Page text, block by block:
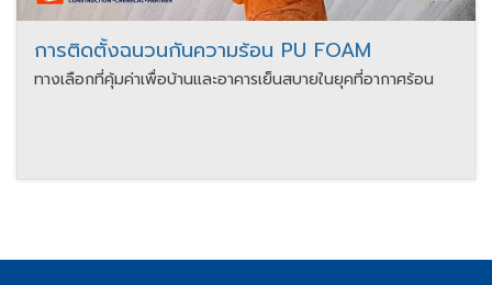
การติดตั้งฉนวนกันความร้อน PU FOAM
ทางเลือกที่คุ้มค่าเพื่อบ้านและอาคารเย็นสบายในยุคที่อากาศร้อน